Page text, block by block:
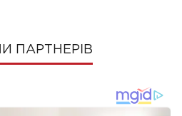
ПАРТНЕРІВ